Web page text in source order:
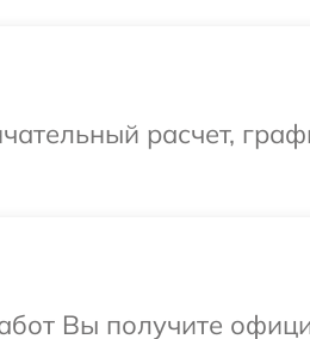
расчет,
Вы получите